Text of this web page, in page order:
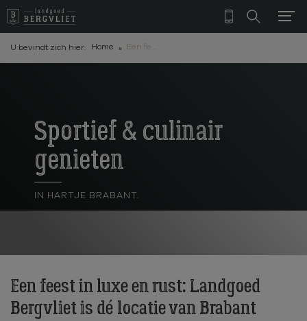
U bevindt zich hier: Home
Sportief & culinair
genieten
IN HARTJE BRABANT.
Een feest in luxe en rust: Landgoed
Bergvliet is dé locatie van Brabant